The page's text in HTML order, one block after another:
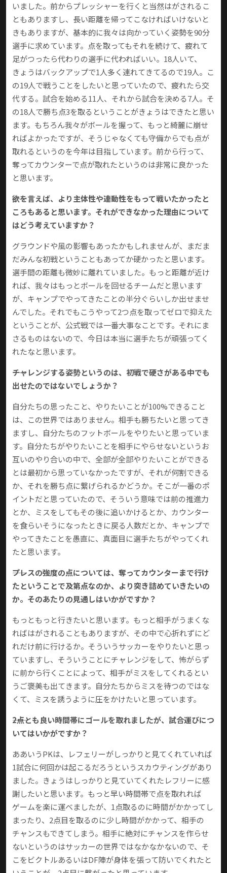
いました。前からプレッシャーを行くと当然はがされるこ
ともありますし、長い距離を帰ってこなければいけないと
きもありますが、基本的に我々は向かっていく姿勢を90分
選手に求めています。点を取ってもそれを続けて、疲れて
足がつったら代わりの選手に代わればいい。18人いて、
きょうはバックアップで1人多く連れてきてるので19人。こ
の19人で戦うことをしたいと思っていたので、疲れたら交
代する。試合を始める11人、それから試合を決める7人。そ
の18人で勝ち点3を取るということがきょうはできたと思い
ます。もちろん我々がボールを握って、もっと綺麗に崩せ
ればよかったですが、そうじゃなくても守備からでも点が
取れるというのを今年は目指しています。前から行って、
奪ってカウンターで点が取れたというのは非常に良かった
と思います。
――欲を言えば、より主体性や連動性をもって戦いたかったと
ころもあると思います。それができなかった理由について
はどう考えていますか？
グラウンドや風の影響もあったかもしれませんが、まだま
だみんな初戦ということもあってか硬かったと思います。
選手間の距離も微妙に離れていました。もっと距離が近け
れば、我々はもっとボールを回せるチームだと思います
が、キャンプでやってきたことの半分ぐらいしか出せませ
んでした。それでもこうやって2つ点を取ってゼロで抑えた
ということが、公式戦では一番大事なことです。それにま
さるものはないので、今日は本当に選手たちが頑張ってく
れたなと思います。
――チャレンジする姿勢というのは、初戦で硬さがある中でも
出せたのではないでしょうか？
自分たちの思ったこと、やりたいことが100%できること
は、この世界ではありません。相手も勝ちたいと思ってき
ますし、自分たちのフットボールをやりたいと思っていま
す。自分たちがやりたいことを相手にやらせないというお
互いのやり合いの中で、全部が全部やりたいことができる
とは最初から思っていなかったですが、それが何割できる
か、それを勝ち点に繋げられるかどうか。そこが一番のポ
イントだと思っていたので、そういう意味では前の推進力
とか、ミスをしてもその後に追いかけるとか、カウンター
を食らいそうになったときに戻る人数だとか、キャンプで
やってきたことを愚直に、真面目に選手たちがやってくれ
たと思います。
――プレスの強度の点については、奪ってカウンターまで行け
たということで及第点なのか、より突き詰めていきたいの
か。そのあたりの見通しはいかがですか？
もっともっと行きたいと思います。もっと相手がうまくな
ればはがされることもありますが、その中で心折れずにど
れだけ前に行けるか。そういうサッカーをやりたいと思っ
ていますし、そういうことにチャレンジをして、怖がらず
に前から行くことによって、相手がミスをしてくれるとい
うご褒美も出てきます。自分たちからミスを待つのではな
くて、ミスを誘うように圧をかけたいと思っています。
――2点とも良い時間帯にゴールを取れましたが、試合運びにつ
いてはいかがですか？
ああいうPKは、レフェリーがしっかりと見てくれていれば
1試合に何回かは起こるだろうというスカウティングがあり
ました。きょうはしっかりと見ていてくれたレフリーに感
謝したいと思います。もっと早い時間帯で点を取れれば
ゲームを楽に運べましたが、1点取るのに時間がかかってし
まったり、2点目を取るのに少し時間がかかって、相手の
チャンスもできてしまう。相手に絶対にチャンスを作らせ
ないというのはサッカーの世界ではなかなかないので、そ
こをビクトルあるいはDF陣が身体を張って防いでくれたと